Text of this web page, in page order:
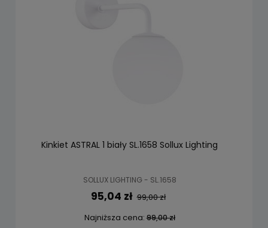
Kinkiet ASTRAL 1 biały SL.1658 Sollux Lighting
SOLLUX LIGHTING - SL.1658
95,04 zł 99,00 zł
Najniższa cena:99,00 zł